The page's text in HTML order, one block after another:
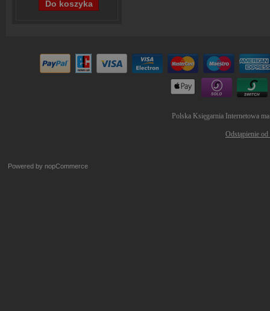
Polska Księgarnia Internetowa
Odstąpienie
Powered by nopCommerce